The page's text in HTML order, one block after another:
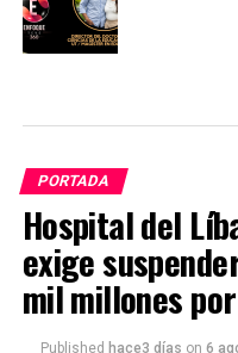
PORTADA
Hospital del
exige
mil millones
Published hace3 días on 6